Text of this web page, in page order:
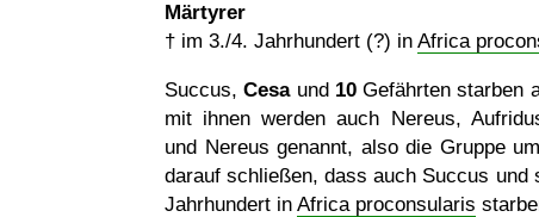
Märtyrer
† im 3./4. Jahrhundert (?) in Africa
Succus,Cesaund 10Gefährten starben
mit ihnen werden auch Nereus,
und Nereus genannt, also die Gruppe um
darauf schließen, dass auch Succus und
Jahrhundert in Africa proconsularis